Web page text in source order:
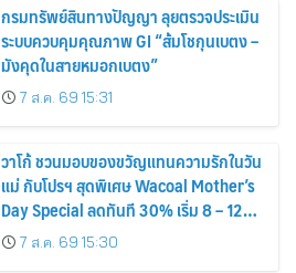
กรมทรัพย์สินทางปัญญา ลุยตรวจประเมิน
ระบบควบคุมคุณภาพ GI “ส้มโชกุนเบตง –
มังคุดในสายหมอกเบตง”
7 ส.ค. 69 15:31
วาโก้ ชวนมอบของขวัญแทนความรักในวัน
แม่ กับโปรฯ สุดพิเศษ Wacoal Mother’s
Day Special ลดทันที 30% เริ่ม 8 – 12
สิงหาคม 2569
7 ส.ค. 69 15:30